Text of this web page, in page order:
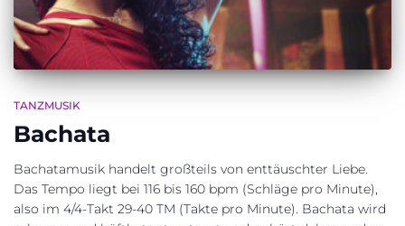
TANZMUSIK
Bachata
Bachatamusik handelt großteils von enttäuschter Liebe.
Das Tempo liegt bei 116 bis 160 bpm (Schläge pro Minute),
also im 4/4-Takt 29-40 TM (Takte pro Minute). Bachata wird